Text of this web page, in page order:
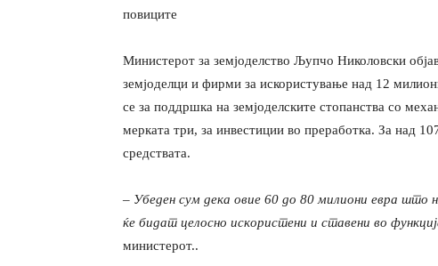
повиците
Министерот за земјоделство Љупчо Николовски
земјоделци и фирми за искористување над 12
се за поддршка на земјоделските стопанства со
мерката три, за инвестиции во преработка. За над
средствата.
– Убеден сум дека овие 60 до 80 милиони евра што
ќе бидат целосно искористени и ставени во
министерот..